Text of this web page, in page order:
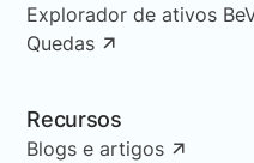
Explorador de ativos
Quedas
Recursos
Blogs e artigos